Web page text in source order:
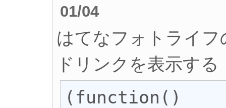
01/04
はてなフォトライ
ドリンクを表示する
(function()